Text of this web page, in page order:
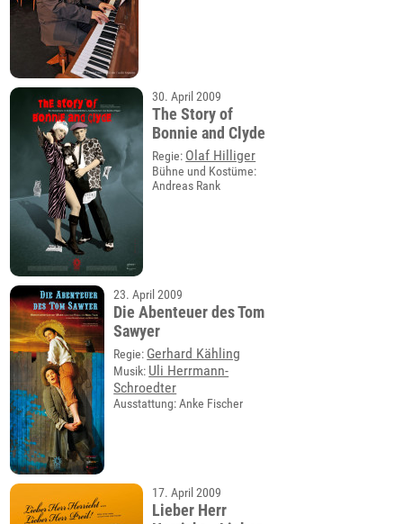
30. April 2009
The Story of
Bonnie and Clyde
Regie: Olaf Hilliger
Bühne und Kostüme:
Andreas Rank
23. April 2009
Die Abenteuer des Tom
Sawyer
Regie: Gerhard Kähling
Musik: Uli Herrmann-
Schroedter
Ausstattung: Anke Fischer
17. April 2009
Lieber Herr